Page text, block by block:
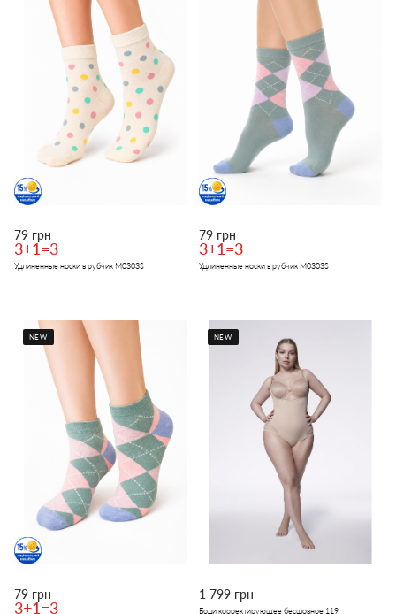
79 грн
3+1=3
Удлиненные носки в рубчик M0303S
79 грн
3+1=3
Удлиненные носки в рубчик M0303S
NEW
79 грн
3+1=3
NEW
1 799 грн
Боди корректирующее бесшовное 119